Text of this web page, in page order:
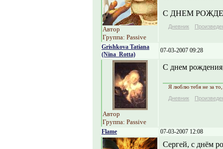
Автор
Группа: Passive
С ДНЕМ
Дневник
Grishkova Tatiana
(Nina_Rotta)
07-03-2007 09:28
Автор
Группа: Passive
С днем
Я люблю тебя не за
Дневник
Flame 07-03-2007 12:08
Сергей, с днём